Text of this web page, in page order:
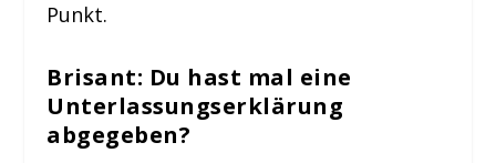
Punkt.
Brisant: Du hast mal eine
Unterlassungserklärung
abgegeben?